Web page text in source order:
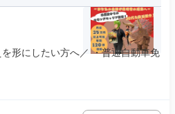
形にしたい方へ／ ・普通自動車免